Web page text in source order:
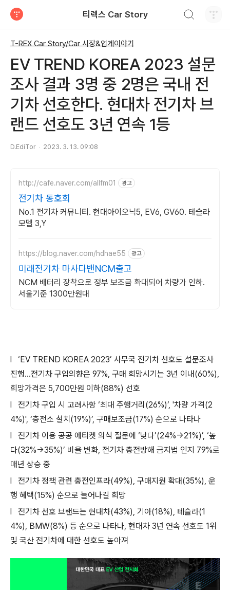
티렉스 Car Story
T-REX Car Story/Car 시장&업계이야기
EV TREND KOREA 2023 설문
조사 결과 3명 중 2명은 국내 전
기차 선호한다. 현대차 전기차 브
랜드 선호도 3년 연속 1등
D.EdiTor 2023. 3. 13. 09:08
http://cafe.naver.com/allfm01 광고
전기차 동호회
No.1 전기차 커뮤니티. 현대아이오닉5, EV6, GV60. 테슬라
모델 3,Y
https://blog.naver.com/hdhae55 광고
미래전기차 마사다밴NCM출고
NCM 배터리 장착으로 정부 보조금 확대되어 차량가 인하.
서울기준 1300만원대
l ‘EV TREND KOREA 2023’ 사무국 전기차 선호도 설문조사
진행…전기차 구입의향은 97%, 구매 희망시기는 3년 이내(60%),
희망가격은 5,700만원 이하(88%) 선호
l
전기차 구입 시 고려사항 ‘최대 주행거리 (26%)’, '차량 가격(2
4%)', ‘충전소 설치 (19%)’, 구매보조금(17%) 순으로 나타나
l
전기차 이용 공공 에티켓 의식 질문에 ‘낮다’(24%→21%)’, ‘높
다(32%→35%)’ 비율 변화, 전기차 충전방해 금지법 인지 79%로
매년 상승 중
l
전기차 정책 관련 충전인프라(49%), 구매지원 확대(35%), 운
행 혜택(15%) 순으로 늘어나길 희망
l
전기차 선호 브랜드는 현대차(43%), 기아(18%), 테슬라(1
4%), BMW(8%) 등 순으로 나타나, 현대차 3년 연속 선호도 1위
및 국산 전기차에 대한 선호도 높아져